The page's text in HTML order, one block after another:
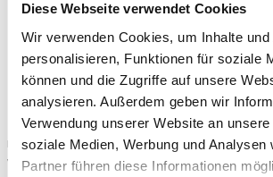
Diese Webseite verwendet Cookies
Wir verwenden Cookies, um Inhalte und
personalisieren, Funktionen für soziale
können und die Zugriffe auf unsere
analysieren. Außerdem geben wir
Verwendung unserer Website an
soziale Medien, Werbung und Analysen
Partner führen diese Informationen
10 kg Kunststoff-Kombi-Gebinde,
LAGERUNG
Kühl, trocken, frostfrei
mindestens 1 Jahr lagerstabil. Bei tieferen
Werkstoff vor der Verarbeitung bei ca. 20 °C